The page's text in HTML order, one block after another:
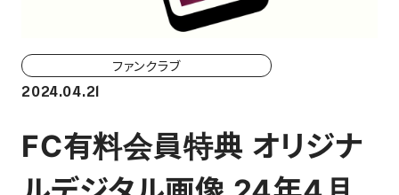
会場（座席・価格表）
チケット購入方法
各座席について
観戦ガイド
ファンクラブ
2024.04.21
FC有料会員特典 オリジナ